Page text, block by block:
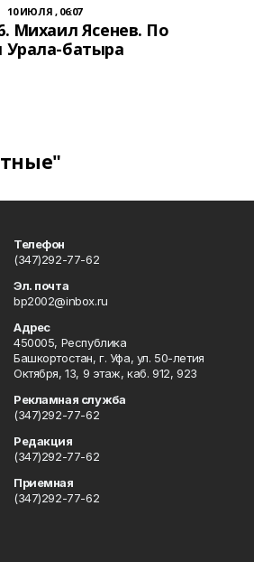
10 ИЮЛЯ , 06:07
Михаил Ясенев. По
Урала-батыра
Телефон
(347)292-77-62
Эл. почта
bp2002@inbox.ru
Адрес
450005, Республика
Башкортостан, г. Уфа, ул. 50-летия
Октября, 13, 9 этаж, каб. 912, 923
Рекламная служба
(347)292-77-62
Редакция
(347)292-77-62
Приемная
(347)292-77-62